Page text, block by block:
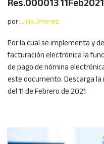
porLucia Jiménez
Por la cual se implementa y
facturación electrónica la
de pago de nómina
este documento. Descarga la
del 11 de Febrero de 2021